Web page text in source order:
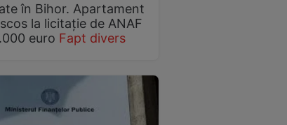
în Bihor. Apartament
la licitație de ANAF
euro Fapt divers